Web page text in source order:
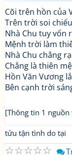
Cõi trên hồn của
Trên trời soi
Nhà Chu tuy vốn
Mệnh trời làm
Nhà Chu chẳng
Chẳng là thiên
Hồn Văn Vương
Bên cạnh trời
[Thông tin 1
tửu tận tình do tại
☆
☆
☆
☆
☆